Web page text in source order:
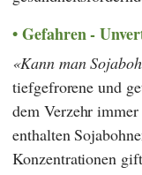
Gefahren -
Kann man
tiefgefrorene und
dem Verzehr
enthalten
Konzentrationen